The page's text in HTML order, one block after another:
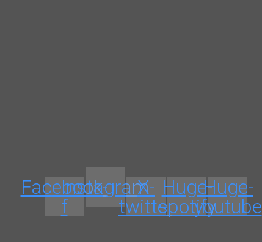
Facebook-
f
Instagram
X-
twitter
Huge-
spotify
Huge-
youtube